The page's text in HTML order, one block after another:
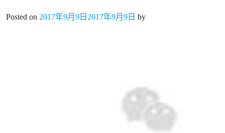
Posted on 2017年9月9日 2017年9月9日 by